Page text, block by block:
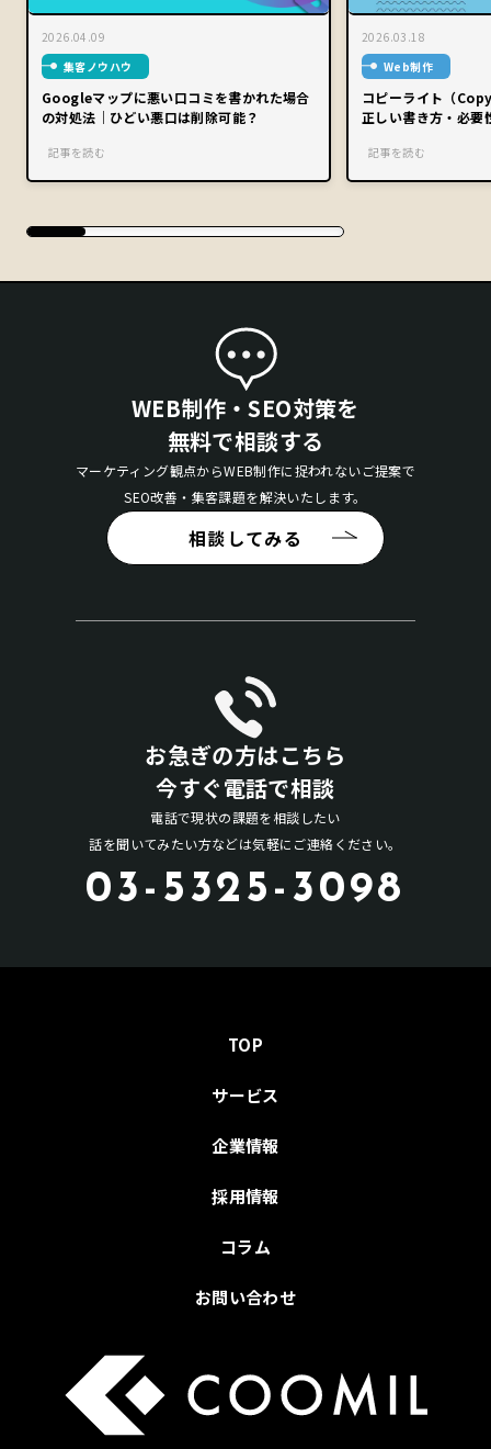
2026.04.09
集客ノウハウ
Googleマップに悪い口コミを書かれた場合
の対処法｜ひどい悪口は削除可能？
記事を読む
2026.03.18
Web制作
コピーライト（
正しい書き方・必要
記事を読む
WEB制作・SEO対策を
無料で相談する
マーケティング観点からWEB制作に捉われないご提案で
SEO改善・集客課題を解決いたします。
相談してみる
お急ぎの方はこちら
今すぐ電話で相談
電話で現状の課題を相談したい
話を聞いてみたい方などは気軽にご連絡ください。
03-5325-3098
TOP
サービス
企業情報
採用情報
コラム
お問い合わせ